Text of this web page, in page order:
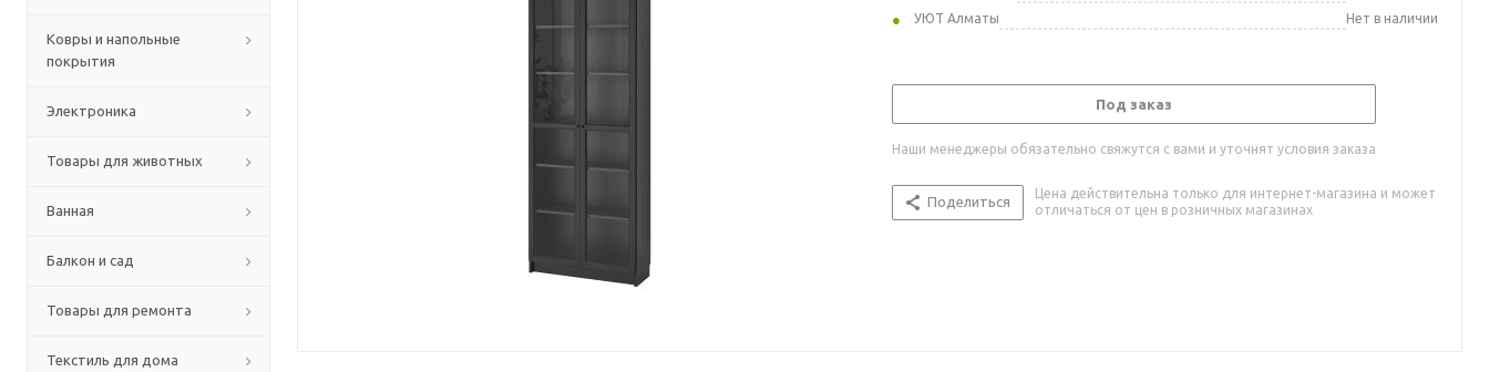
Ковры и напольные
покрытия
Электроника
Товары для животных
Ванная
Балкон и сад
Товары для ремонта
Текстиль для дома
УЮТ Алматы
Нет в наличии
Под заказ
Наши менеджеры обязательно свяжутся с вами и уточнят условия заказа
Поделиться
Цена действительна только для интернет-магазина и может
отличаться от цен в розничных магазинах